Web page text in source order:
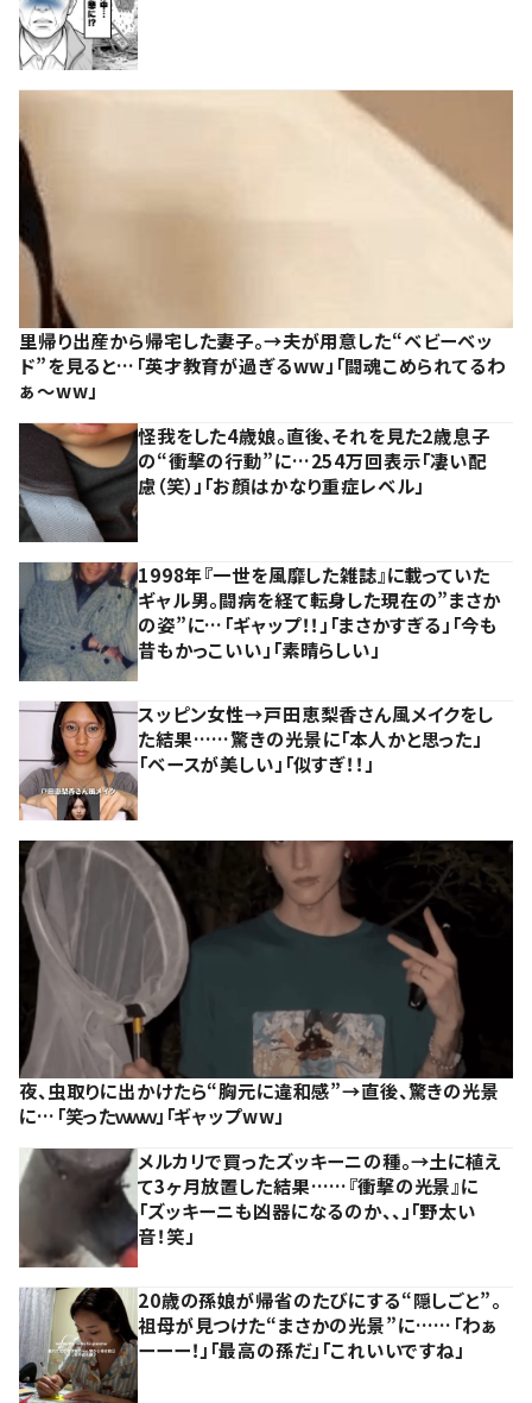
里帰り出産から帰宅した妻子。→夫が用意した“ベビーベッ
ド”を見ると…「英才教育が過ぎるww」「闘魂こめられてるわ
ぁ～ww」
怪我をした4歳娘。直後、それを見た2歳息子
の“衝撃の行動”に…254万回表示「凄い配
慮（笑）」「お顔はかなり重症レベル」
1998年『一世を風靡した雑誌』に載っていた
ギャル男。闘病を経て転身した現在の”まさか
の姿”に…「ギャップ！！」「まさかすぎる」「今も
昔もかっこいい」「素晴らしい」
スッピン女性→戸田恵梨香さん風メイクをし
た結果……驚きの光景に「本人かと思った」
「ベースが美しい」「似すぎ！！」
夜、虫取りに出かけたら“胸元に違和感”→直後、驚きの光景
に…「笑ったｗｗｗ」「ギャップww」
メルカリで買ったズッキーニの種。→土に植え
て3ヶ月放置した結果……『衝撃の光景』に
「ズッキーニも凶器になるのか、、」「野太い
音！笑」
20歳の孫娘が帰省のたびにする“隠しごと”。
祖母が見つけた“まさかの光景”に……「わぁ
ーーー！」「最高の孫だ」「これいいですね」